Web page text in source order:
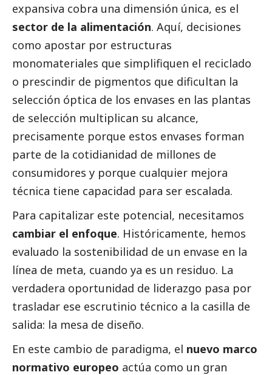
expansiva cobra una dimensión única, es el
sector de la alimentación. Aquí, decisiones
como apostar por estructuras
monomateriales que simplifiquen el reciclado
o prescindir de pigmentos que dificultan la
selección óptica de los envases en las plantas
de selección multiplican su alcance,
precisamente porque estos envases forman
parte de la cotidianidad de millones de
consumidores y porque cualquier mejora
técnica tiene capacidad para ser escalada.
Para capitalizar este potencial, necesitamos
cambiar el enfoque. Históricamente, hemos
evaluado la sostenibilidad de un envase en la
línea de meta, cuando ya es un residuo. La
verdadera oportunidad de liderazgo pasa por
trasladar ese escrutinio técnico a la casilla de
salida: la mesa de diseño.
En este cambio de paradigma, el nuevo marco
normativo europeo actúa como un gran